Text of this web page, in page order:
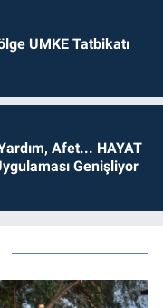
UMKE Tatbikatı
Afet... HAYAT
Genişliyor